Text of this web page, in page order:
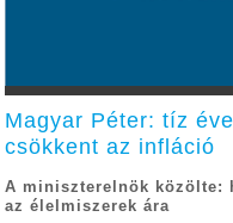
Magyar Péter: tíz
csökkent az infláció
A miniszterelnök közölte:
az élelmiszerek ára